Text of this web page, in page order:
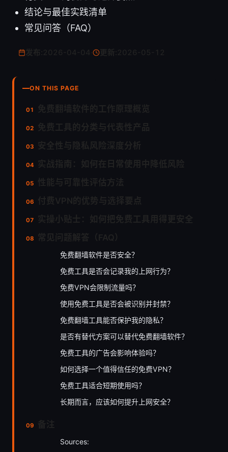
结论与最佳实践清单
常见问答（FAQ）
更新:
ON THIS PAGE
免费翻墙软件是否安全？
免费工具是否会记录我的上网行为？
免费VPN会限制流量吗？
使用免费工具是否会被识别并封禁？
免费翻墙工具能否保护我的隐私？
是否有替代方案可以替代免费翻墙软件？
免费工具的广告会影响体验吗？
如何选择一个值得信任的免费VPN？
免费工具适合短期使用吗？
长期而言，应该如何提升上网安全？
Sources: